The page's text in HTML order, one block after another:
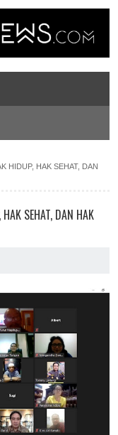
HIDUP, HAK SEHAT, DAN
SEHAT, DAN HAK